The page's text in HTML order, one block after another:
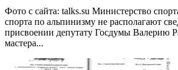
Фото с сайта: talks.su Министерство
спорта по альпинизму не располагают
присвоении депутату Госдумы Валерию
мастера...